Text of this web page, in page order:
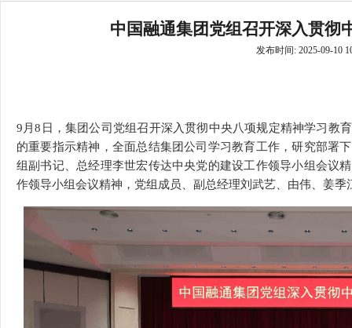
中国融通集团党组召开深入贯彻
发布时间: 2025-09-10
9月8日，集团公司党组召开深入贯彻中央八项规定精神学习教
的重要指示精神，全面总结集团公司学习教育工作，研究部署
组副书记、总经理李世宏传达中央党的建设工作领导小组会议
作领导小组会议精神，党组成员、副总经理刘武艺、由伟、姜